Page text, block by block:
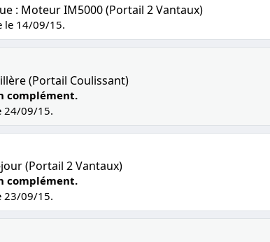
: Moteur IM5000 (Portail 2 Vantaux)
le 14/09/15.
(Portail Coulissant)
complément.
24/09/15.
(Portail 2 Vantaux)
complément.
23/09/15.